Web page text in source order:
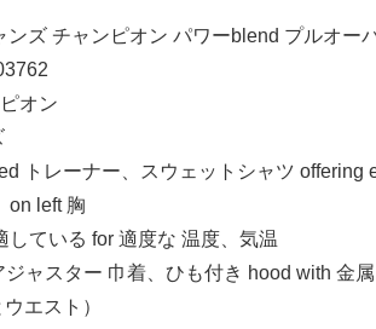
ズ チャンピオン パワーblend プルオー
オン
トレーナー、スウェットシャツ offering
on left 胸
している for 適度な 温度、気温
ジャスター 巾着、ひも付き hood with 金
エスト）